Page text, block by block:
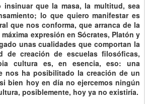
insinuar que la masa, la multitud, sea
lo que quiero manifestar es
que nos conforma, que arranca de la
expresión en Sócrates, Platón y
unas cualidades que comportan la
de creación de escuelas filosóficas,
cultura es, en esencia, eso: una
nos ha posibilitado la creación de un
bien hoy en día no ejercemos ningún
posiblemente, hoy ya no existiría.